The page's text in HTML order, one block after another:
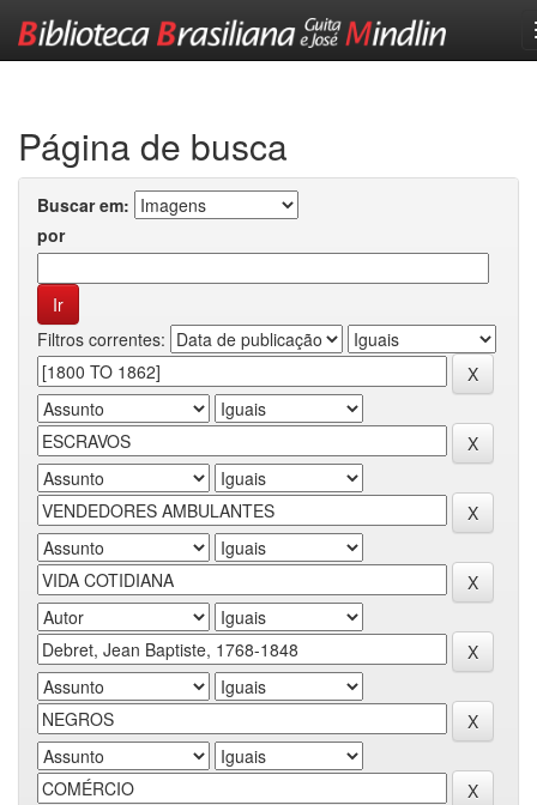
Página de busca
Buscar em:
por
Filtros correntes: